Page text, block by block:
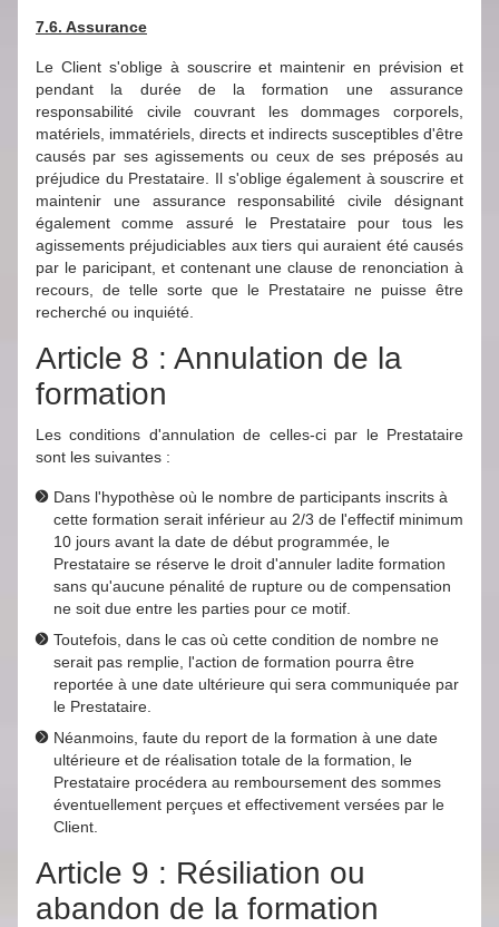
7.6. Assurance
Le Client s'oblige à souscrire et maintenir en prévision et
pendant la durée de la formation une assurance
responsabilité civile couvrant les dommages corporels,
matériels, immatériels, directs et indirects susceptibles d'être
causés par ses agissements ou ceux de ses préposés au
préjudice du Prestataire. Il s'oblige également à souscrire et
maintenir une assurance responsabilité civile désignant
également comme assuré le Prestataire pour tous les
agissements préjudiciables aux tiers qui auraient été causés
par le paricipant, et contenant une clause de renonciation à
recours, de telle sorte que le Prestataire ne puisse être
recherché ou inquiété.
Article 8 : Annulation de la
formation
Les conditions d'annulation de celles-ci par le Prestataire
sont les suivantes :
Dans l'hypothèse où le nombre de participants inscrits à
cette formation serait inférieur au 2/3 de l'effectif minimum
10 jours avant la date de début programmée, le
Prestataire se réserve le droit d'annuler ladite formation
sans qu'aucune pénalité de rupture ou de compensation
ne soit due entre les parties pour ce motif.
Toutefois, dans le cas où cette condition de nombre ne
serait pas remplie, l'action de formation pourra être
reportée à une date ultérieure qui sera communiquée par
le Prestataire.
Néanmoins, faute du report de la formation à une date
ultérieure et de réalisation totale de la formation, le
Prestataire procédera au remboursement des sommes
éventuellement perçues et effectivement versées par le
Client.
Article 9 : Résiliation ou
abandon de la formation